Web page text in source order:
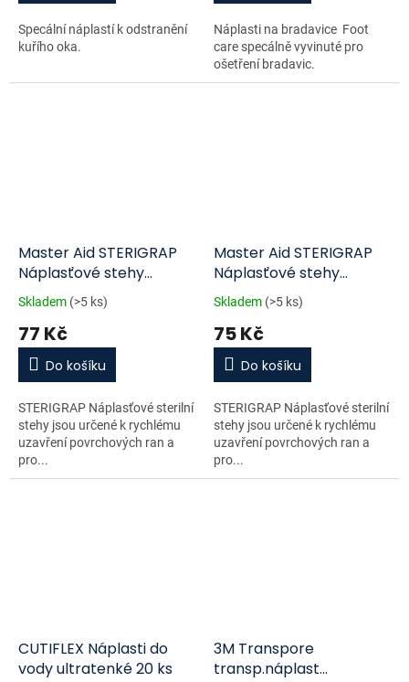
Specální náplastí k odstranění
kuřího oka.
Náplasti na bradavice Foot
care specálně vyvinuté pro
ošetření bradavic.
Master Aid STERIGRAP
Náplasťové stehy
sterilní 100mm x 6mm
10ks
Skladem (>5 ks)
77 Kč
Do košíku
STERIGRAP Náplasťové sterilní
stehy jsou určené k rychlému
uzavření povrchových ran a
pro...
Master Aid STERIGRAP
Náplasťové stehy
sterilní 75mm x 3mm
10ks
Skladem (>5 ks)
75 Kč
Do košíku
STERIGRAP Náplasťové sterilní
stehy jsou určené k rychlému
uzavření povrchových ran a
pro...
CUTIFLEX Náplasti do
vody ultratenké 20 ks
3M Transpore
transp.náplast